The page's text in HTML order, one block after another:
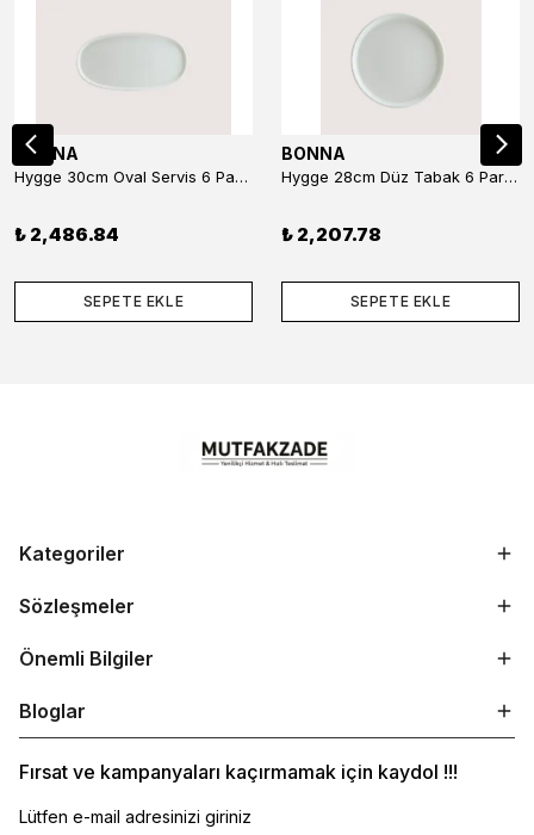
BONNA
Hygge 30cm Oval Servis 6 Parça
₺ 2,486.84
SEPETE EKLE
BONNA
Hygge 28cm Düz Tabak 6 Parça
₺ 2,207.78
SEPETE EKLE
Kategoriler
Sözleşmeler
Önemli Bilgiler
Bloglar
Fırsat ve kampanyaları kaçırmamak için kaydol !!!
Lütfen e-mail adresinizi giriniz